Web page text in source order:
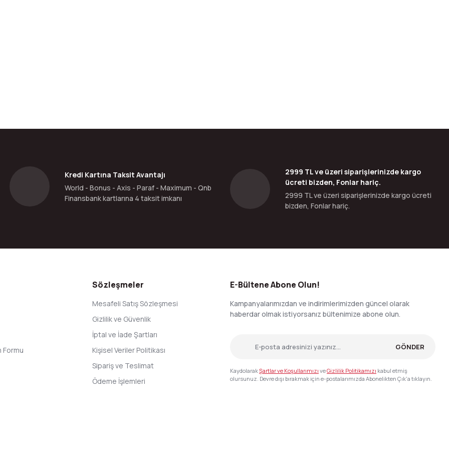
Yorum Yaz
gördüğünüz noktaları öneri formunu kullanarak tarafımıza iletebilirsiniz.
Kredi Kartına Taksit Avantajı
World - Bonus - Axis - Paraf - Maximum - Qnb
Finansbank kartlarına 4 taksit imkanı
2999 TL ve üzeri siparişlerinizde kargo
ücreti bizden, Fonlar hariç.
2999 TL ve üzeri siparişlerinizde kargo ücreti
bizden, Fonlar hariç.
Formu
Sözleşmeler
Mesafeli Satış Sözleşmesi
Gizlilik ve Güvenlik
İptal ve İade Şartları
Kişisel Veriler Politikası
Sipariş ve Teslimat
Ödeme İşlemleri
E-Bültene Abone Olun!
Kampanyalarımızdan ve indirimlerimizden güncel olarak
haberdar olmak istiyorsanız bültenimize abone olun.
GÖNDER
KaydolarakŞartlar ve Koşullarımızı veGizlilik Politikamızı kabul etmiş
olursunuz. Devre dışı bırakmak için e-postalarımızda Abonelikten Çık'a tıklayın.